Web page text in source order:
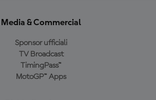
Media & Commercial
Sponsor ufficiali
TV Broadcast
TimingPass™
MotoGP™ Apps